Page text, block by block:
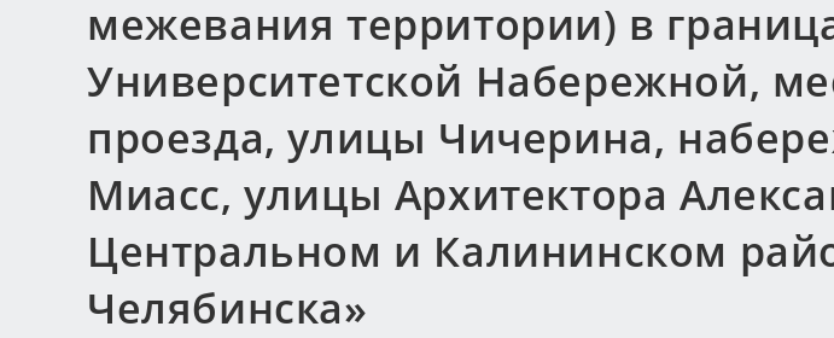
межевания территории) в
Университетской Набережной,
проезда, улицы Чичерина,
Миасс, улицы Архитектора
Центральном и Калининском
Челябинска»